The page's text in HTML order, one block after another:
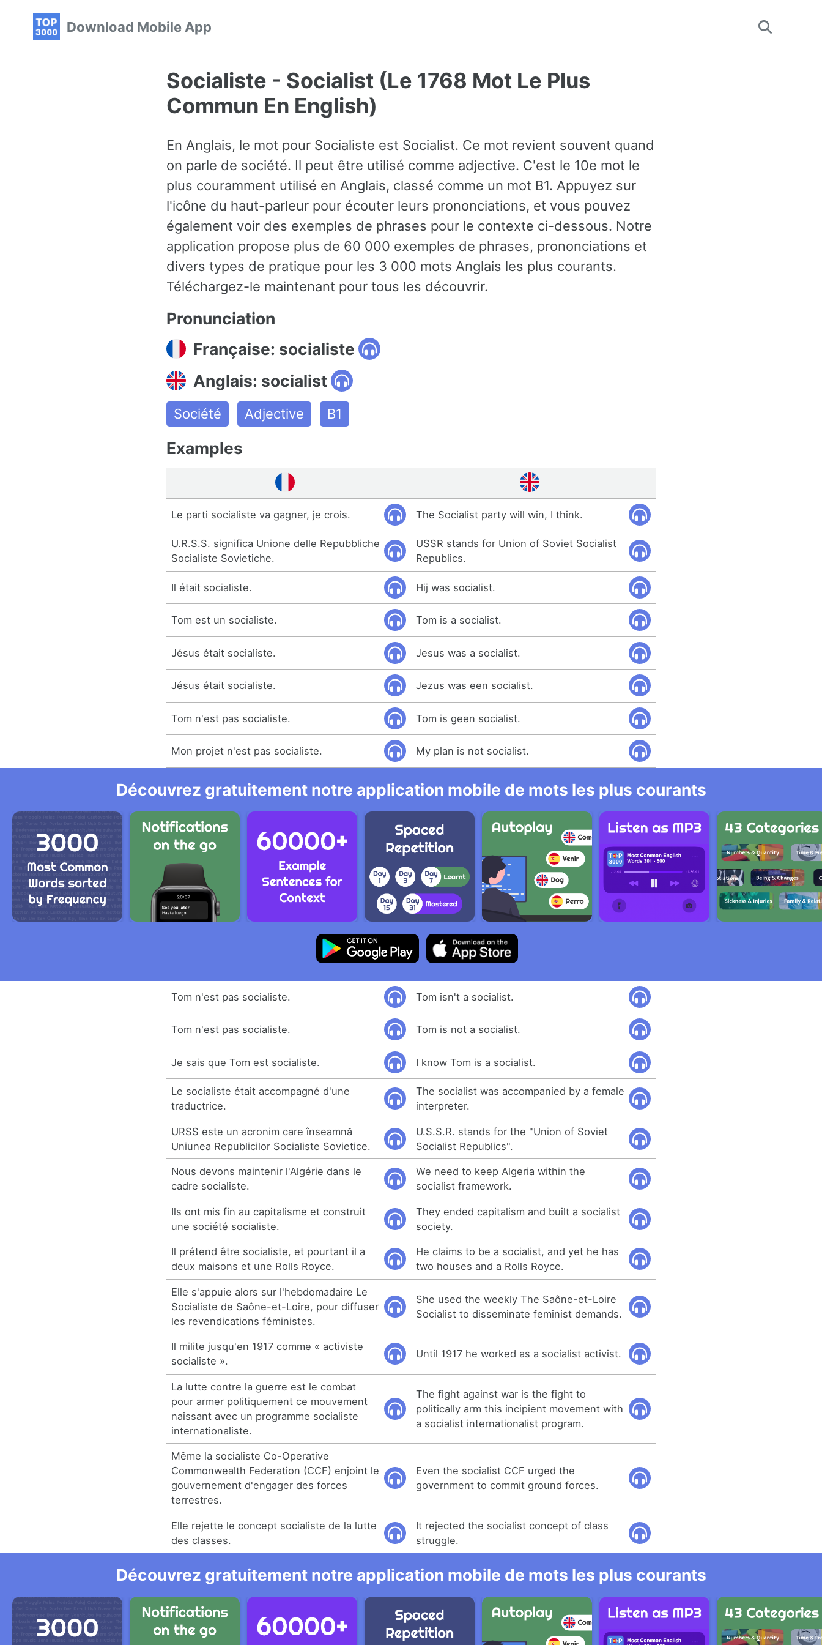
Download Mobile App
Toggle
Socialiste - Socialist (Le 1768 Mot Le Plus
Commun En English)
En Anglais, le mot pour Socialiste est Socialist. Ce mot revient souvent quand
on parle de société. Il peut être utilisé comme adjective. C'est le 10e mot le
plus couramment utilisé en Anglais, classé comme un mot B1. Appuyez sur
l'icône du haut-parleur pour écouter leurs prononciations, et vous pouvez
également voir des exemples de phrases pour le contexte ci-dessous. Notre
application propose plus de 60 000 exemples de phrases, prononciations et
divers types de pratique pour les 3 000 mots Anglais les plus courants.
Téléchargez-le maintenant pour tous les découvrir.
Pronunciation
Française: socialiste
Anglais: socialist
Société Adjective B1
Examples
Le parti socialiste va gagner, je crois. The Socialist party will win, I think.
U.R.S.S. significa Unione delle Repubbliche
Socialiste Sovietiche.
USSR stands for Union of Soviet Socialist
Republics.
Il était socialiste. Hij was socialist.
Tom est un socialiste. Tom is a socialist.
Jésus était socialiste. Jesus was a socialist.
Jésus était socialiste. Jezus was een socialist.
Tom n'est pas socialiste. Tom is geen socialist.
Mon projet n'est pas socialiste. My plan is not socialist.
Découvrez gratuitement notre application mobile de mots les plus courants
Tom n'est pas socialiste. Tom isn't a socialist.
Tom n'est pas socialiste. Tom is not a socialist.
Je sais que Tom est socialiste. I know Tom is a socialist.
Le socialiste était accompagné d'une
traductrice.
The socialist was accompanied by a female
interpreter.
URSS este un acronim care înseamnă
Uniunea Republicilor Socialiste Sovietice.
U.S.S.R. stands for the "Union of Soviet
Socialist Republics".
Nous devons maintenir l'Algérie dans le
cadre socialiste.
We need to keep Algeria within the
socialist framework.
Ils ont mis fin au capitalisme et construit
une société socialiste.
They ended capitalism and built a socialist
society.
Il prétend être socialiste, et pourtant il a
deux maisons et une Rolls Royce.
He claims to be a socialist, and yet he has
two houses and a Rolls Royce.
Elle s'appuie alors sur l'hebdomadaire Le
Socialiste de Saône-et-Loire, pour diffuser
les revendications féministes.
She used the weekly The Saône-et-Loire
Socialist to disseminate feminist demands.
Il milite jusqu'en 1917 comme « activiste
socialiste ».
Until 1917 he worked as a socialist activist.
La lutte contre la guerre est le combat
pour armer politiquement ce mouvement
naissant avec un programme socialiste
internationaliste.
The fight against war is the fight to
politically arm this incipient movement with
a socialist internationalist program.
Même la socialiste Co-Operative
Commonwealth Federation (CCF) enjoint le
gouvernement d'engager des forces
terrestres.
Even the socialist CCF urged the
government to commit ground forces.
Elle rejette le concept socialiste de la lutte
des classes.
It rejected the socialist concept of class
struggle.
Découvrez gratuitement notre application mobile de mots les plus courants